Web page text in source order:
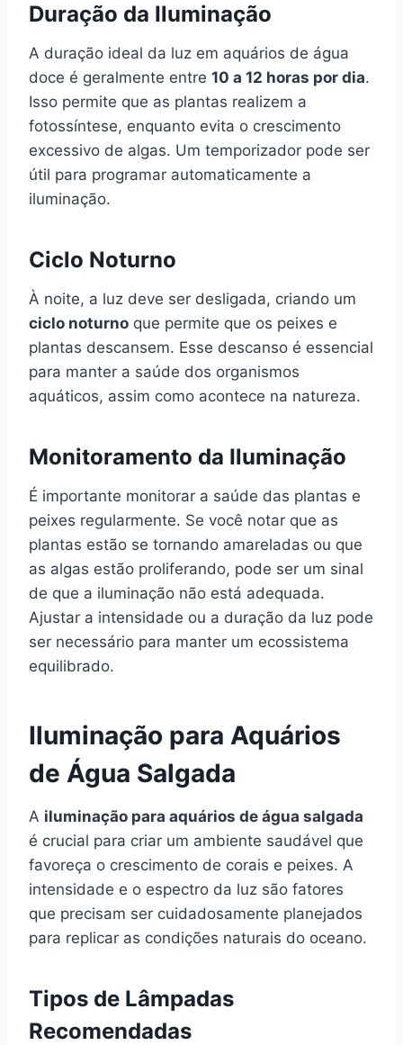
Duração da Iluminação
A duração ideal da luz em aquários de água
doce é geralmente entre 10 a 12 horas por dia.
Isso permite que as plantas realizem a
fotossíntese, enquanto evita o crescimento
excessivo de algas. Um temporizador pode ser
útil para programar automaticamente a
iluminação.
Ciclo Noturno
À noite, a luz deve ser desligada, criando um
ciclo noturno que permite que os peixes e
plantas descansem. Esse descanso é essencial
para manter a saúde dos organismos
aquáticos, assim como acontece na natureza.
Monitoramento da Iluminação
É importante monitorar a saúde das plantas e
peixes regularmente. Se você notar que as
plantas estão se tornando amareladas ou que
as algas estão proliferando, pode ser um sinal
de que a iluminação não está adequada.
Ajustar a intensidade ou a duração da luz pode
ser necessário para manter um ecossistema
equilibrado.
Iluminação para Aquários
de Água Salgada
A iluminação para aquários de água salgada
é crucial para criar um ambiente saudável que
favoreça o crescimento de corais e peixes. A
intensidade e o espectro da luz são fatores
que precisam ser cuidadosamente planejados
para replicar as condições naturais do oceano.
Tipos de Lâmpadas
Recomendadas